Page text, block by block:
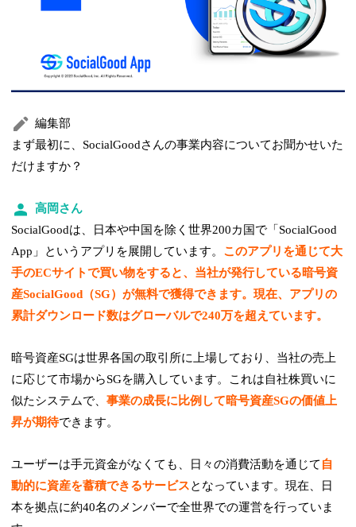
編集部
まず最初に、SocialGoodさんの事業内容についてお聞かせいた
だけますか？
高岡さん
SocialGoodは、日本や中国を除く世界200カ国で「SocialGood
App」というアプリを展開しています。 このアプリを通じて大
手のECサイトで買い物をすると、当社が発行している暗号資
産SocialGood（SG）が無料で獲得できます。現在、アプリの
累計ダウンロード数はグローバルで240万を超えています。
暗号資産SGは世界各国の取引所に上場しており、当社の売上
に応じて市場からSGを購入しています。これは自社株買いに
似たシステムで、事業の成長に比例して暗号資産SGの価値上
昇が期待できます。
ユーザーは手元資金がなくても、日々の消費活動を通じて 自
動的に資産を蓄積できるサービスとなっています。現在、日
本を拠点に約40名のメンバーで全世界での運営を行っていま